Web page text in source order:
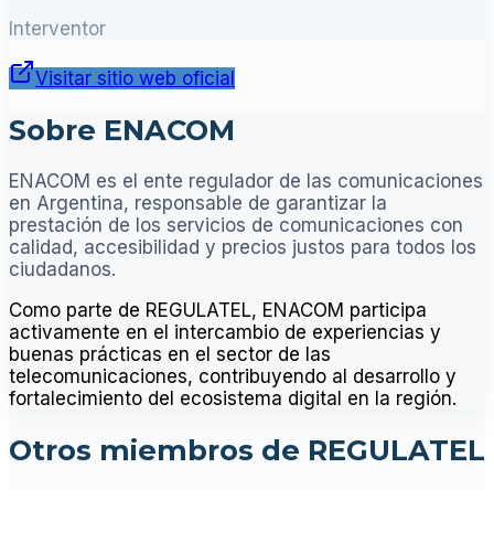
Interventor
Visitar sitio web oficial
Sobre ENACOM
ENACOM es el ente regulador de las comunicaciones
en Argentina, responsable de garantizar la
prestación de los servicios de comunicaciones con
calidad, accesibilidad y precios justos para todos los
ciudadanos.
Como parte de REGULATEL, ENACOM participa
activamente en el intercambio de experiencias y
buenas prácticas en el sector de las
telecomunicaciones, contribuyendo al desarrollo y
fortalecimiento del ecosistema digital en la región.
Otros miembros de REGULATEL